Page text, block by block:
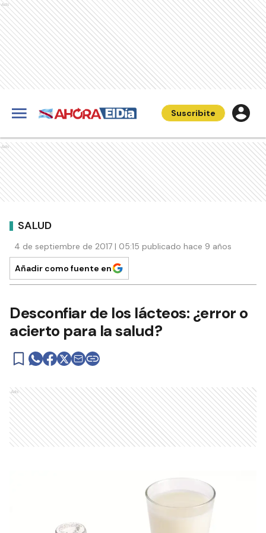
Ads
Suscribite
Ads
SALUD
4 de septiembre de 2017 | 05:15 publicado hace 9 años
Añadir como fuente en
Desconfiar de los lácteos: ¿error o
acierto para la salud?
Ads